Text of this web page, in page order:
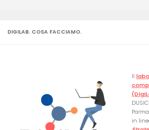
DIGILAB. COSA FACCIAMO.
Il
in